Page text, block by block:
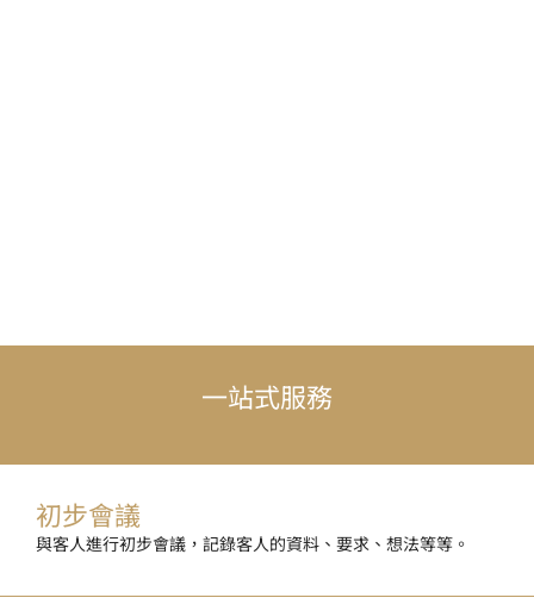
一站式服務
初步會議
與客人進行初步會議，記錄客人的資料、要求、想法等等。